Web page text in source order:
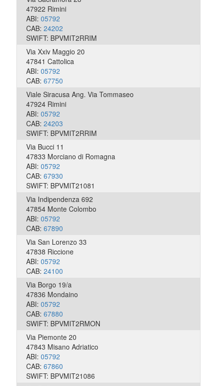
47922 Rimini
ABI: 05792
CAB: 24202
SWIFT: BPVMIT2RRIM
Via Xxiv Maggio 20
47841 Cattolica
ABI: 05792
CAB: 67750
Viale Siracusa Ang. Via Tommaseo
47924 Rimini
ABI: 05792
CAB: 24203
SWIFT: BPVMIT2RRIM
Via Bucci 11
47833 Morciano di Romagna
ABI: 05792
CAB: 67930
SWIFT: BPVMIT21081
Via Indipendenza 692
47854 Monte Colombo
ABI: 05792
CAB: 67890
Via San Lorenzo 33
47838 Riccione
ABI: 05792
CAB: 24100
Via Borgo 19/a
47836 Mondaino
ABI: 05792
CAB: 67880
SWIFT: BPVMIT2RMON
Via Piemonte 20
47843 Misano Adriatico
ABI: 05792
CAB: 67860
SWIFT: BPVMIT21086